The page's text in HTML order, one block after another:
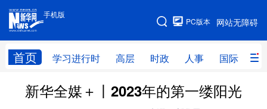
手机版
网站无障碍
PC版本
首页 学习进行时 高层 时政 人事 国际 财
手机版
网站地图
学习进行时 时政 人事
新华全媒＋丨2023年的第一缕阳光